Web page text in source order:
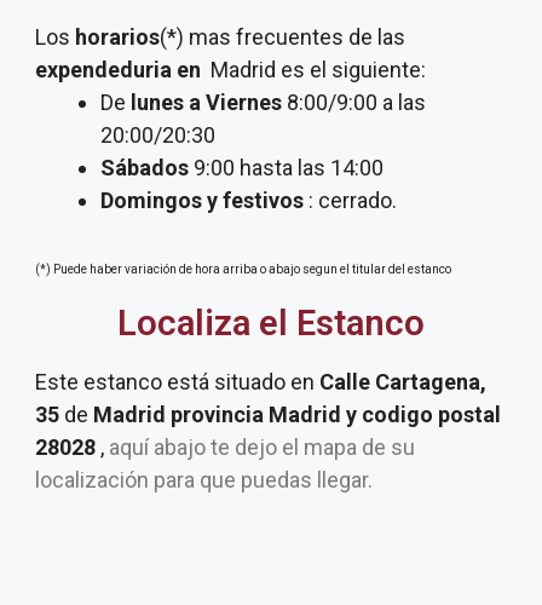
Los horarios(*) mas frecuentes de las
expendeduria en Madrid es el siguiente:
De lunes a Viernes 8:00/9:00 a las
20:00/20:30
Sábados 9:00 hasta las 14:00
Domingos y festivos : cerrado.
(*) Puede haber variación de hora arriba o abajo segun el titular del estanco
Localiza el Estanco
Este estanco está situado en Calle Cartagena,
35 de Madrid provincia Madrid y codigo postal
28028 , aquí abajo te dejo el mapa de su
localización para que puedas llegar.